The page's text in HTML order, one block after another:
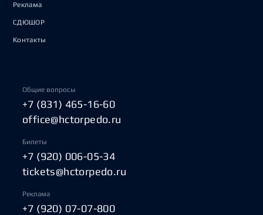
Реклама
СДЮШОР
Контакты
Общие вопросы
+7 (831) 465-16-60
office@hctorpedo.ru
Билеты
+7 (920) 006-05-34
tickets@hctorpedo.ru
Реклама
+7 (920) 07-07-800